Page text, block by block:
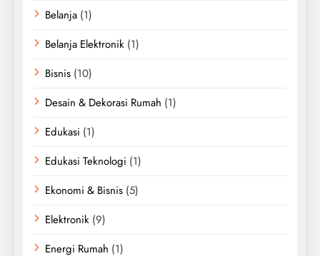
Belanja (1)
Belanja Elektronik (1)
Bisnis (10)
Desain & Dekorasi Rumah (1)
Edukasi (1)
Edukasi Teknologi (1)
Ekonomi & Bisnis (5)
Elektronik (9)
Energi Rumah (1)